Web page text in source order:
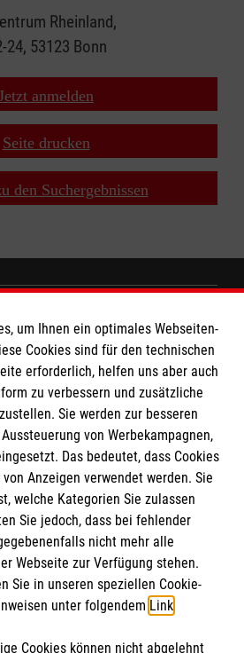
Rheinland,
53123 Bonn
anmelden
Seite drucken
den Suchergebnissen
um Ihnen ein optimales Webseiten-
Cookies sind für den technischen
erforderlich, helfen uns aber auch
zu verbessern und zusätzliche
Sie werden zur besseren
von Werbekampagnen,
Das bedeutet, dass Cookies
Anzeigen verwendet werden. Sie
welche Kategorien Sie zulassen
Sie jedoch, dass bei fehlender
nicht mehr alle
Webseite zur Verfügung stehen.
Sie in unseren speziellen Cookie-
unter folgendem Link.
Cookies können nicht abgelehnt